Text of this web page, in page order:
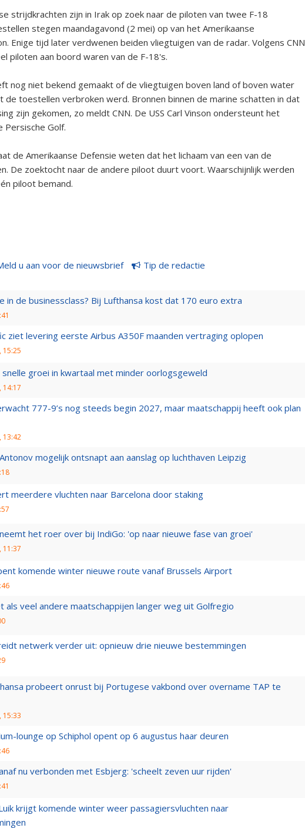
strijdkrachten zijn in Irak op zoek naar de piloten van twee F-18
stegen maandagavond (2 mei) op van het Amerikaanse
Enige tijd later verdwenen beiden vliegtuigen van de radar. Volgens CNN
piloten aan boord waren van de F-18's.
nog niet bekend gemaakt of de vliegtuigen boven land of boven water
toestellen verbroken werd. Bronnen binnen de marine schatten in dat
zijn gekomen, zo meldt CNN. De USS Carl Vinson ondersteunt het
Persische Golf.
de Amerikaanse Defensie weten dat het lichaam van een van de
De zoektocht naar de andere piloot duurt voort. Waarschijnlijk werden
piloot bemand.
u aan voor de nieuwsbrief Tip de redactie
in de businessclass? Bij Lufthansa kost dat 170 euro extra
ziet levering eerste Airbus A350F maanden vertraging oplopen
15:25
snelle groei in kwartaal met minder oorlogsgeweld
14:17
777-9’s nog steeds begin 2027, maar maatschappij heeft ook plan
13:42
mogelijk ontsnapt aan aanslag op luchthaven Leipzig
meerdere vluchten naar Barcelona door staking
het roer over bij IndiGo: 'op naar nieuwe fase van groei'
11:37
komende winter nieuwe route vanaf Brussels Airport
als veel andere maatschappijen langer weg uit Golfregio
netwerk verder uit: opnieuw drie nieuwe bestemmingen
probeert onrust bij Portugese vakbond over overname TAP te
15:33
lounge op Schiphol opent op 6 augustus haar deuren
nu verbonden met Esbjerg: 'scheelt zeven uur rijden'
krijgt komende winter weer passagiersvluchten naar